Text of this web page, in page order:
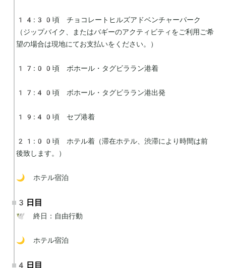
14:30頃　チョコレートヒルズアドベンチャーパーク
（ジップバイク、またはバギーのアクティビティをご利用ご希
望の場合は現地にてお支払いをください。）
17:00頃　ボホール・タグビララン港着
17:40頃　ボホール・タグビララン港出発
19:40頃　セブ港着
21:00頃　ホテル着（滞在ホテル、渋滞により時間は前
後致します。）
🌙 ホテル宿泊
3日目
🕊 終日：自由行動
🌙 ホテル宿泊
4日目